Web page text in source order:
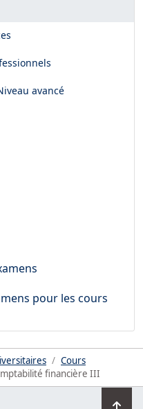
avancé
pour les cours
Cours
financière III